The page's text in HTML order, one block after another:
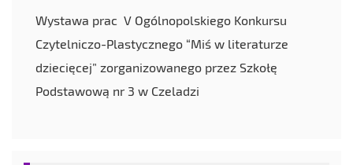
Wystawa prac V Ogólnopolskiego Konkursu
Czytelniczo-Plastycznego “Miś w literaturze
dziecięcej” zorganizowanego przez Szkołę
Podstawową nr 3 w Czeladzi